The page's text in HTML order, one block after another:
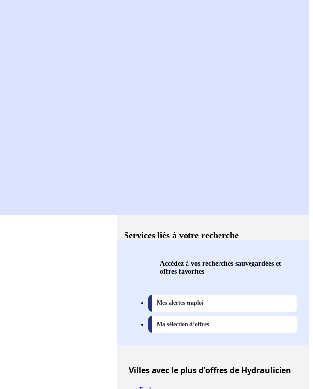
Services liés à votre recherche
Accédez à vos recherches sauvegardées et
offres favorites
Mes alertes emploi
Ma sélection d’offres
Villesavec le plus d'offres de Hydraulicien